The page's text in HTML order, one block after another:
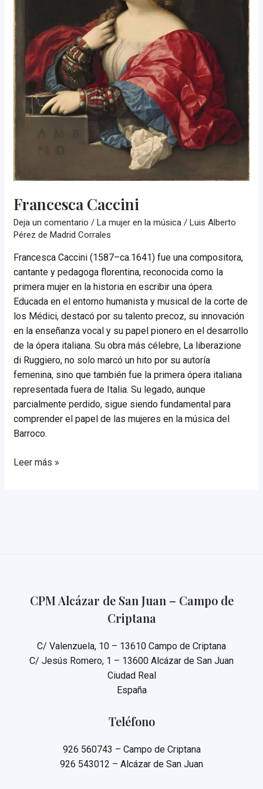
Francesca Caccini
Deja un comentario /La mujer en la música /Luis Alberto
Pérez de Madrid Corrales
Francesca Caccini (1587–ca.1641) fue una compositora,
cantante y pedagoga florentina, reconocida como la
primera mujer en la historia en escribir una ópera.
Educada en el entorno humanista y musical de la corte de
los Médici, destacó por su talento precoz, su innovación
en la enseñanza vocal y su papel pionero en el desarrollo
de la ópera italiana. Su obra más célebre, La liberazione
di Ruggiero, no solo marcó un hito por su autoría
femenina, sino que también fue la primera ópera italiana
representada fuera de Italia. Su legado, aunque
parcialmente perdido, sigue siendo fundamental para
comprender el papel de las mujeres en la música del
Barroco.
Francesca
Leer más »
CPM Alcázar de San Juan – Campo de
Criptana
C/ Valenzuela, 10 – 13610 Campo de Criptana
C/ Jesús Romero, 1 – 13600 Alcázar de San Juan
Ciudad Real
España
Teléfono
926 560743 – Campo de Criptana
926 543012 – Alcázar de San Juan